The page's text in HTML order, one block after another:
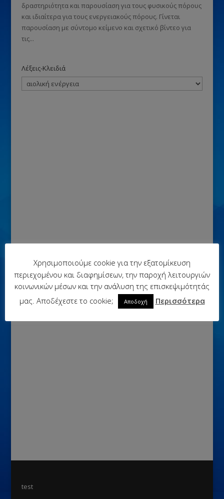
δραστηριότητα και παρουσίαση για τους φυσικούς πόρους
και ιδιαίτερα για τους ενεργειακούς πόρους. Γίνεται
παρουσίαση με σύντομο κείμενο και σχετικό βίντεο για
τις...
Λέξεις-Κλειδιά
test
Χρησιμοποιούμε cookie για την εξατομίκευση
περιεχομένου και διαφημίσεων, την παροχή λειτουργιών
κοινωνικών μέσων και την ανάλυση της επισκεψιμότητάς
μας. Αποδέχεστε το cookie;
Αποδοχή Περισσότερα